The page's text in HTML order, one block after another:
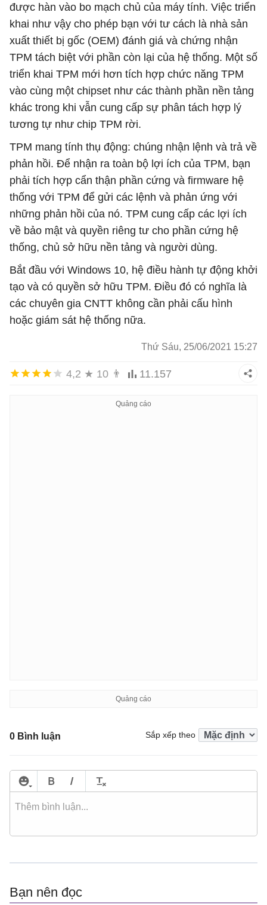
được hàn vào bo mạch chủ của máy tính. Việc triển
khai như vậy cho phép bạn với tư cách là nhà sản
xuất thiết bị gốc (OEM) đánh giá và chứng nhận
TPM tách biệt với phần còn lại của hệ thống. Một số
triển khai TPM mới hơn tích hợp chức năng TPM
vào cùng một chipset như các thành phần nền tảng
khác trong khi vẫn cung cấp sự phân tách hợp lý
tương tự như chip TPM rời.
TPM mang tính thụ động: chúng nhận lệnh và trả về
phản hồi. Để nhận ra toàn bộ lợi ích của TPM, bạn
phải tích hợp cẩn thận phần cứng và firmware hệ
thống với TPM để gửi các lệnh và phản ứng với
những phản hồi của nó. TPM cung cấp các lợi ích
về bảo mật và quyền riêng tư cho phần cứng hệ
thống, chủ sở hữu nền tảng và người dùng.
Bắt đầu với Windows 10, hệ điều hành tự động khởi
tạo và có quyền sở hữu TPM. Điều đó có nghĩa là
các chuyên gia CNTT không cần phải cấu hình
hoặc giám sát hệ thống nữa.
Thứ Sáu, 25/06/2021 15:27
4,2 ★ 10 👨 11.157
0 Bình luận Sắp xếp theo
Bạn nên đọc